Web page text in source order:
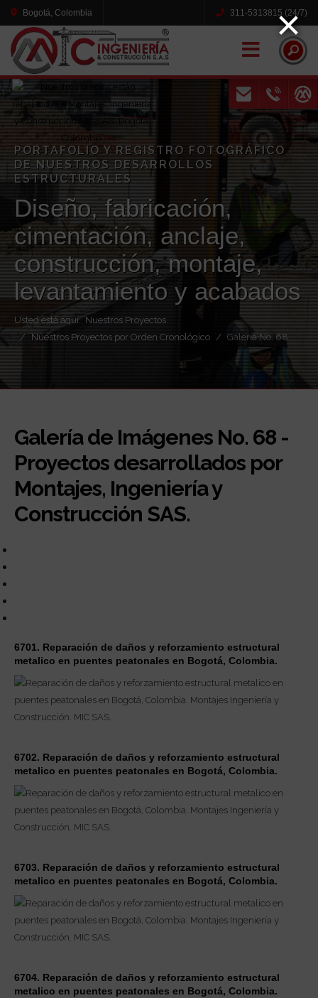
Bogotá, Colombia 311-5313815 (24/7)
PORTAFOLIO Y REGISTRO FOTOGRÁFICO
DE NUESTROS DESARROLLOS
ESTRUCTURALES
Diseño, fabricación,
cimentación, anclaje,
construcción, montaje,
levantamiento y acabados
Usted está aquí:Nuestros Proyectos
Nuestros Proyectos por Orden Cronológico
Galería No. 68
Galería de Imágenes No. 68 -
Proyectos desarrollados por
Montajes, Ingeniería y
Construcción SAS.
6701. Reparación de daños y reforzamiento estructural
metalico en puentes peatonales en Bogotá, Colombia.
6702. Reparación de daños y reforzamiento estructural
metalico en puentes peatonales en Bogotá, Colombia.
6703. Reparación de daños y reforzamiento estructural
metalico en puentes peatonales en Bogotá, Colombia.
6704. Reparación de daños y reforzamiento estructural
metalico en puentes peatonales en Bogotá, Colombia.
×